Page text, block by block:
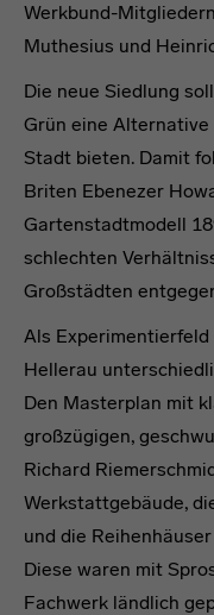
Werkbund-
Muthesius und
Die neue Siedlung
Grün eine Alternative
Stadt bieten. Damit
Briten Ebenezer
Gartenstadtmodell
schlechten
Großstädten
Als
Hellerau
Den Masterplan mit
großzügigen,
Richard
Werkstattgebäude,
und die
Diese waren mit
Fachwerk ländlich